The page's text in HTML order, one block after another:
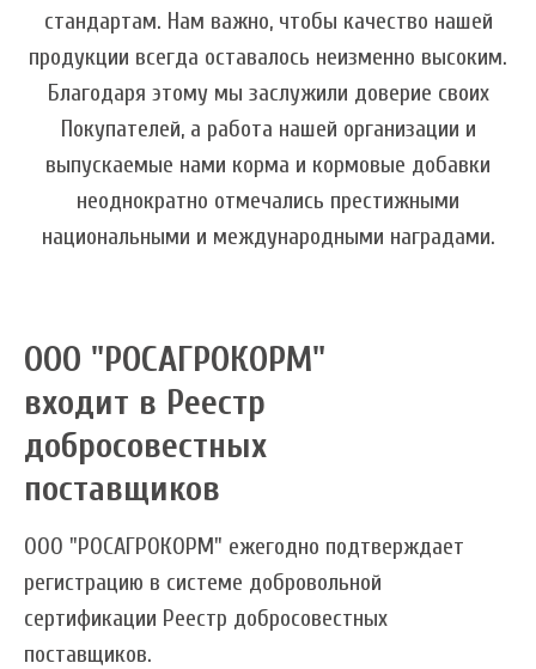
стандартам. Нам важно, чтобы качество нашей
продукции всегда оставалось неизменно высоким.
Благодаря этому мы заслужили доверие своих
Покупателей, а работа нашей организации и
выпускаемые нами корма и кормовые добавки
неоднократно отмечались престижными
национальными и международными наградами.
ООО "РОСАГРОКОРМ"
входит в Реестр
добросовестных
поставщиков
ООО "РОСАГРОКОРМ" ежегодно подтверждает
регистрацию в системе добровольной
сертификации Реестр добросовестных
поставщиков.